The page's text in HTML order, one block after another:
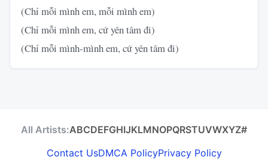
(Chỉ mỗi mình em, mỗi mình em)
(Chỉ mỗi mình em, cứ yên tâm đi)
(Chỉ mỗi mình-mình em, cứ yên tâm đi)
All Artists:ABCDEFGHIJKLMNOPQRSTUVWXYZ#
Contact UsDMCA PolicyPrivacy Policy